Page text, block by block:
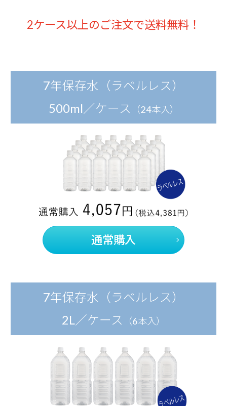
2ケース以上のご注文で送料無料！
7年保存水（ラベルレス）
500ml／ケース
（24本入）
通常購入
7年保存水（ラベルレス）
2L／ケース
（6本入）